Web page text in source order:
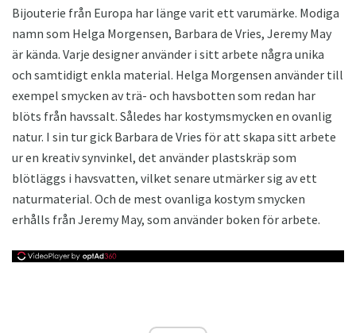
Bijouterie från Europa har länge varit ett varumärke. Modiga
namn som Helga Morgensen, Barbara de Vries, Jeremy May
är kända. Varje designer använder i sitt arbete några unika
och samtidigt enkla material. Helga Morgensen använder till
exempel smycken av trä- och havsbotten som redan har
blöts från havssalt. Således har kostymsmycken en ovanlig
natur. I sin tur gick Barbara de Vries för att skapa sitt arbete
ur en kreativ synvinkel, det använder plastskräp som
blötläggs i havsvatten, vilket senare utmärker sig av ett
naturmaterial. Och de mest ovanliga kostym smycken
erhålls från Jeremy May, som använder boken för arbete.